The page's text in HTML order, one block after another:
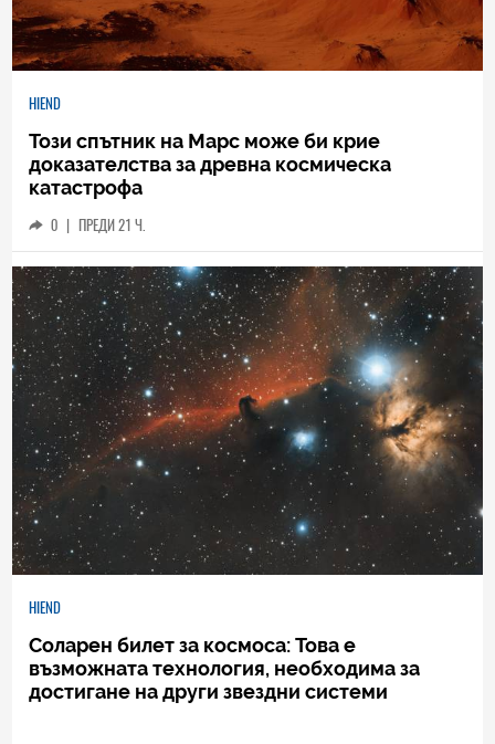
HIEND
Този спътник на Марс може би крие
доказателства за древна космическа
катастрофа
0 | ПРЕДИ 21 Ч.
HIEND
Соларен билет за космоса: Това е
възможната технология, необходима за
достигане на други звездни системи